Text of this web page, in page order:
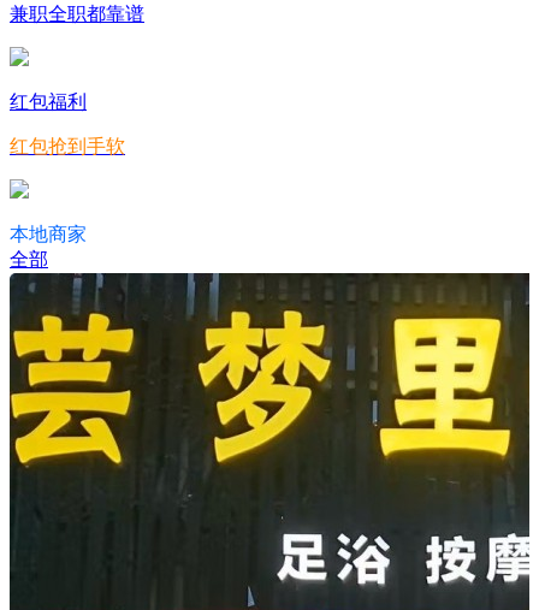
兼职全职都靠谱
红包福利
红包抢到手软
本地商家
全部